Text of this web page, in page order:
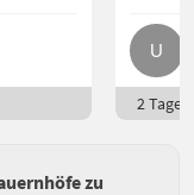
2 Tage
zu